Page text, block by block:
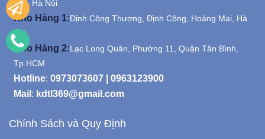
Mai, Hà Nội
Kho Hàng 1:Định Công Thượng, Định Công, Hoàng Mai, Hà
Nội
Kho Hàng 2:Lạc Long Quân, Phường 11, Quận Tân Bình,
Tp.HCM
Hotline: 0973073607
0963123900
Mail : kdtl369@gmail.com
Chính Sách và Quy Định